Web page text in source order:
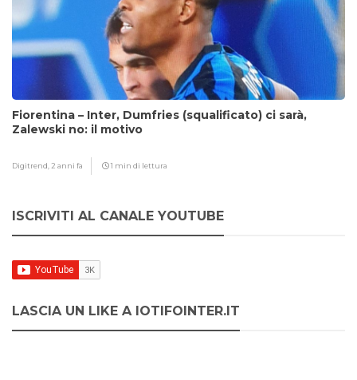
Fiorentina – Inter, Dumfries (squalificato) ci sarà,
Zalewski no: il motivo
Digitrend, 2 anni fa 1 min di lettura
ISCRIVITI AL CANALE YOUTUBE
LASCIA UN LIKE A IOTIFOINTER.IT